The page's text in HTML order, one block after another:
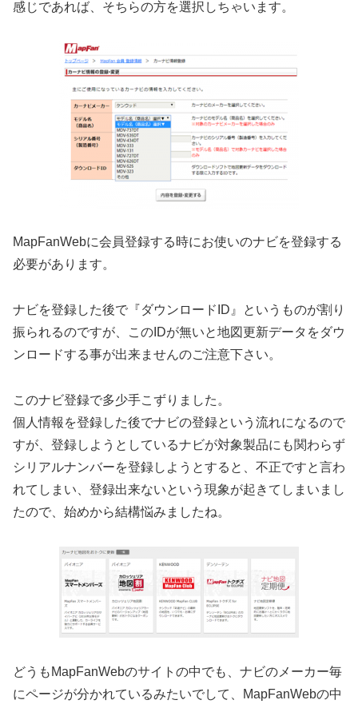
感じであれば、そちらの方を選択しちゃいます。
MapFanWebに会員登録する時にお使いのナビを登録する
必要があります。
ナビを登録した後で『ダウンロードID』というものが割り
振られるのですが、このIDが無いと地図更新データをダウ
ンロードする事が出来ませんのご注意下さい。
このナビ登録で多少手こずりました。
個人情報を登録した後でナビの登録という流れになるので
すが、登録しようとしているナビが対象製品にも関わらず
シリアルナンバーを登録しようとすると、不正ですと言わ
れてしまい、登録出来ないという現象が起きてしまいまし
たので、始めから結構悩みましたね。
どうもMapFanWebのサイトの中でも、ナビのメーカー毎
にページが分かれているみたいでして、MapFanWebの中